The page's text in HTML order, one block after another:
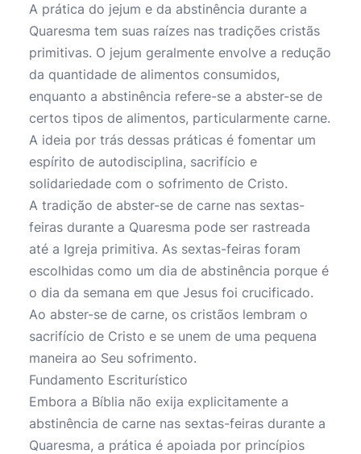
A prática do jejum e da abstinência durante a
Quaresma tem suas raízes nas tradições cristãs
primitivas. O jejum geralmente envolve a redução
da quantidade de alimentos consumidos,
enquanto a abstinência refere-se a abster-se de
certos tipos de alimentos, particularmente carne.
A ideia por trás dessas práticas é fomentar um
espírito de autodisciplina, sacrifício e
solidariedade com o sofrimento de Cristo.
A tradição de abster-se de carne nas sextas-
feiras durante a Quaresma pode ser rastreada
até a Igreja primitiva. As sextas-feiras foram
escolhidas como um dia de abstinência porque é
o dia da semana em que Jesus foi crucificado.
Ao abster-se de carne, os cristãos lembram o
sacrifício de Cristo e se unem de uma pequena
maneira ao Seu sofrimento.
Fundamento Escriturístico
Embora a Bíblia não exija explicitamente a
abstinência de carne nas sextas-feiras durante a
Quaresma, a prática é apoiada por princípios